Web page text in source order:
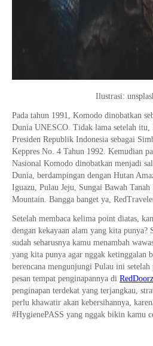
Ilustrasi:
Pada tahun 1991, Komodo dinobatkan
Dunia UNESCO. Tidak lama setelah itu,
Presiden Republik Indonesia sebagai
Keppres No. 4 Tahun 1992. Kemudian
Nasional Komodo dinobatkan menjadi
Dunia, berdampingan dengan Hutan
Iguazu, Pulau Jeju, Sungai Bawah
Mountain. Bangga banget ya,
Setelah membaca kelima point diatas,
dengan kekayaan alam yang kita punya?
sudah seharusnya kamu menambah
yang kita punya agar nggak ketinggalan
berencana mengunjungi Pulau ini
pesan tempat penginapannya di RedDoorz
penginapan terdekat yang terjangkau,
perlu khawatir akan kebersihannya,
#HygienePASS yang nggak bikin kamu